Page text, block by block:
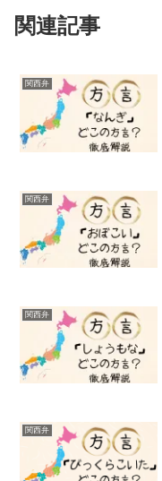
関連記事
関西弁
関西弁
関西弁
関西弁